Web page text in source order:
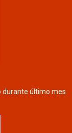
durante último mes